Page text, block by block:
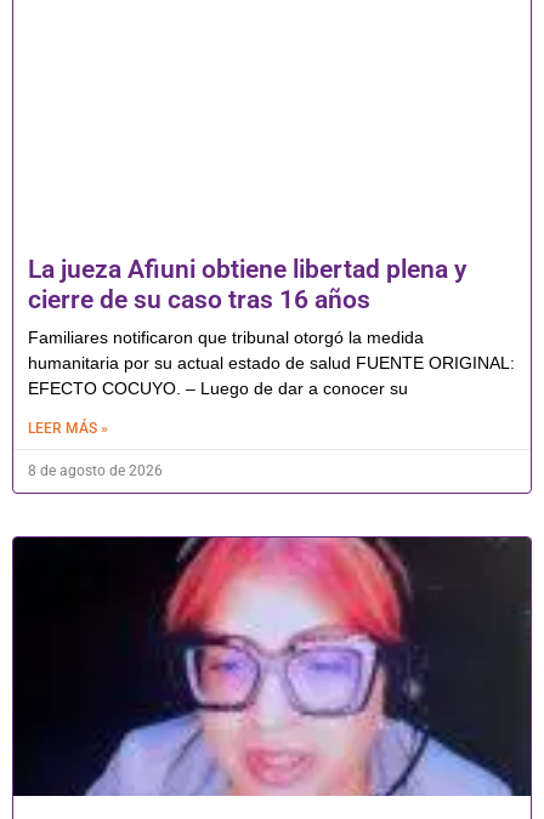
La jueza Afiuni obtiene libertad plena y
cierre de su caso tras 16 años
Familiares notificaron que tribunal otorgó la medida
humanitaria por su actual estado de salud FUENTE ORIGINAL:
EFECTO COCUYO. – Luego de dar a conocer su
LEER MÁS »
8 de agosto de 2026